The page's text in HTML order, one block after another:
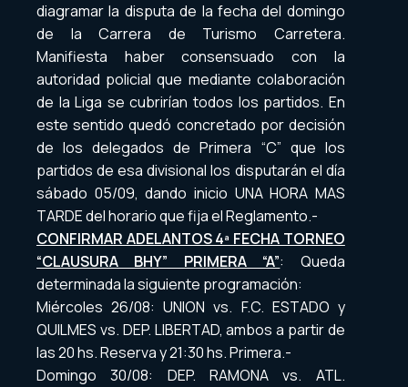
diagramar la disputa de la fecha del domingo
de la Carrera de Turismo Carretera.
Manifiesta haber consensuado con la
autoridad policial que mediante colaboración
de la Liga se cubrirían todos los partidos. En
este sentido quedó concretado por decisión
de los delegados de Primera “C” que los
partidos de esa divisional los disputarán el día
sábado 05/09, dando inicio UNA HORA MAS
TARDE del horario que fija el Reglamento.-
CONFIRMAR ADELANTOS 4ª FECHA TORNEO
“CLAUSURA BHY” PRIMERA “A”: Queda
determinada la siguiente programación:
Miércoles 26/08: UNION vs. F.C. ESTADO y
QUILMES vs. DEP. LIBERTAD, ambos a partir de
las 20 hs. Reserva y 21:30 hs. Primera.-
Domingo 30/08: DEP. RAMONA vs. ATL.